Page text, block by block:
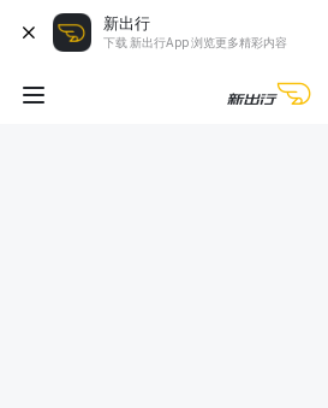
新出行
下载 新出行App 浏览更多精彩内容